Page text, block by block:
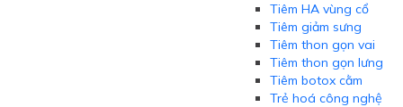
Tiêm HA vùng cổ
Tiêm giảm sưng
Tiêm thon gọn vai
Tiêm thon gọn lưng
Tiêm botox cằm
Trẻ hoá công nghệ